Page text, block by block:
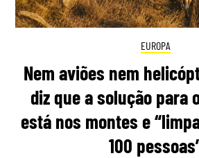
EUROPA
Nem aviões nem
diz que a solução para
está nos montes e
100